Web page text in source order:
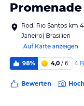
Rod. Rio Santos km
Janeiro) Brasilien
Auf Karte anzeigen
98% 4,0 / 6 4
Bewerten